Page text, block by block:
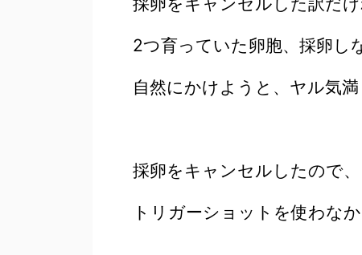
2つ育っていた卵胞、採卵し
自然にかけようと、ヤル気満
採卵をキャンセルしたので、
トリガーショットを使わなか